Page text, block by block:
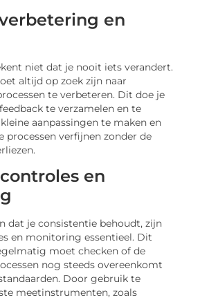
en
niet dat je nooit iets verandert.
altijd op zoek zijn naar
te verbeteren. Dit doe je
te verzamelen en te
aanpassingen te maken en
processen verfijnen zonder de
en
dat je consistentie behoudt, zijn
en monitoring essentieel. Dit
moet checken of de
nog steeds overeenkomt
Door gebruik te
meetinstrumenten, zoals